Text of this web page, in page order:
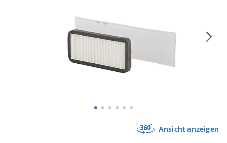
Ansicht anzeigen